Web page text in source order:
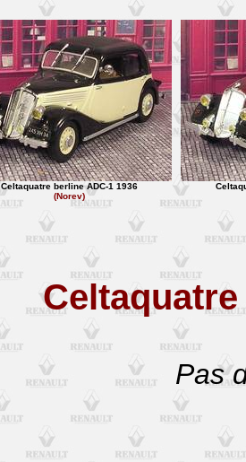
Celtaquatre berline ADC-1 1936
(Norev)
Celtaquatre
Pas